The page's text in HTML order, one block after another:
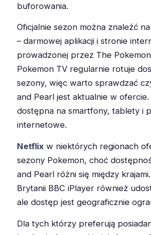
buforowania.
Oficjalnie sezon można znaleźć na
– darmowej aplikacji i stronie
prowadzonej przez The
Pokemon TV regularnie rotuje
sezony, więc warto sprawdzać
and Pearl jest aktualnie w
dostępna na smartfony, tablety i
internetowe.
Netflix w niektórych regionach
sezony Pokemon, choć
and Pearl różni się między
Brytanii BBC iPlayer również
ale dostęp jest geograficznie
Dla tych którzy preferują